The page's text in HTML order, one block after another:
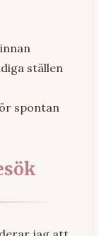
ställen
spontan